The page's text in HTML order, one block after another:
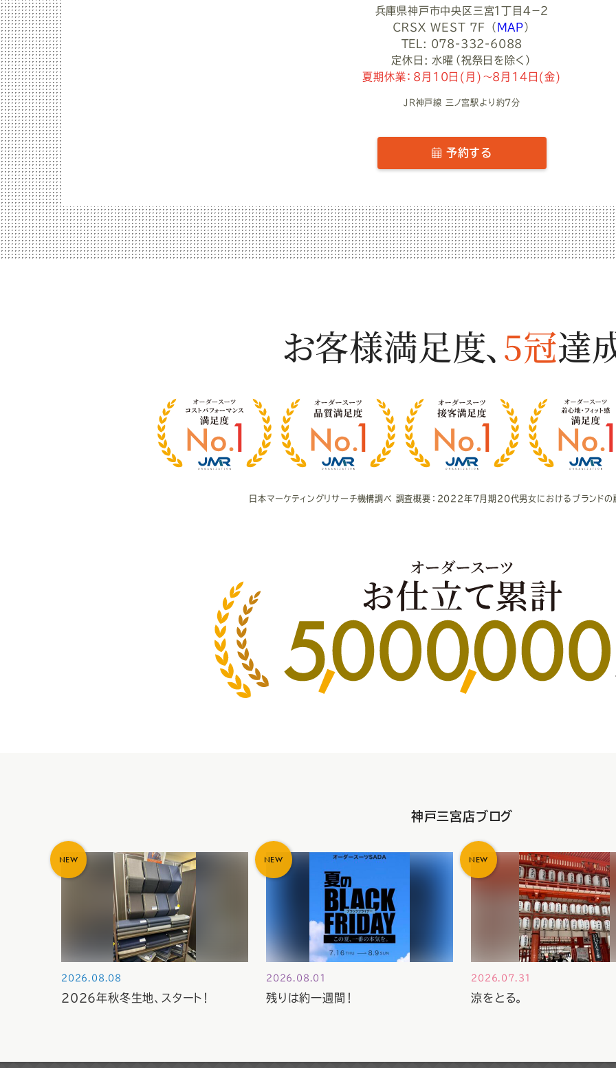
兵庫県神戸市中央区三宮１丁目４−２
ＣＲＳＸ ＷＥＳＴ 7F
（ MAP ）
TEL: 078-332-6088
定休日: 水曜（祝祭日を除く）
夏期休業：8月10日(月)～8月14日(金)
JR神戸線 三ノ宮駅より約7分
予約する
お客様満足度、5冠達
日本マーケティングリサーチ機構調べ 調査概要：2022年7月期20代男女における ブランド
神戸三宮店ブログ
2026.08.08
2026年秋冬生地、スタート！
NEW
2026.08.01
残りは約一週間！
NEW
2026.07.31
涼をとる。
NEW